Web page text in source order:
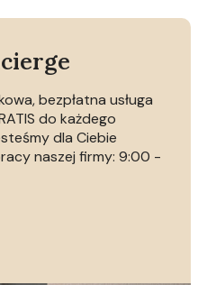
bezpłatna usługa
do każdego
dla Ciebie
naszej firmy: 9:00 -